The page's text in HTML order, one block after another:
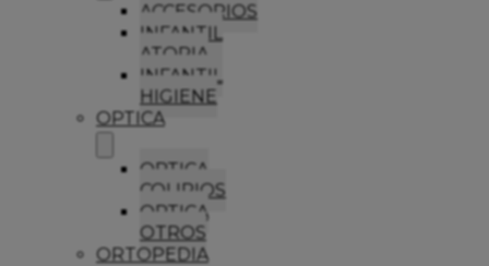
ACCESORIOS
INFANTIL
ATOPIA
INFANTIL
HIGIENE
OPTICA
OPTICA
COLIRIOS
OPTICA
OTROS
ORTOPEDIA